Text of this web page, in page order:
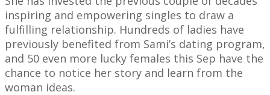
inspiring and empowering singles to draw a
fulfilling relationship. Hundreds of ladies have
previously benefited from Sami’s dating program,
and 50 even more lucky females this Sep have the
chance to notice her story and learn from the
woman ideas.